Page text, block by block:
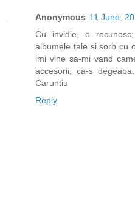
Anonymous 11 June,
Cu invidie, o
albumele tale si sorb cu
imi vine sa-mi vand
accesorii, ca-s
Caruntiu
Reply